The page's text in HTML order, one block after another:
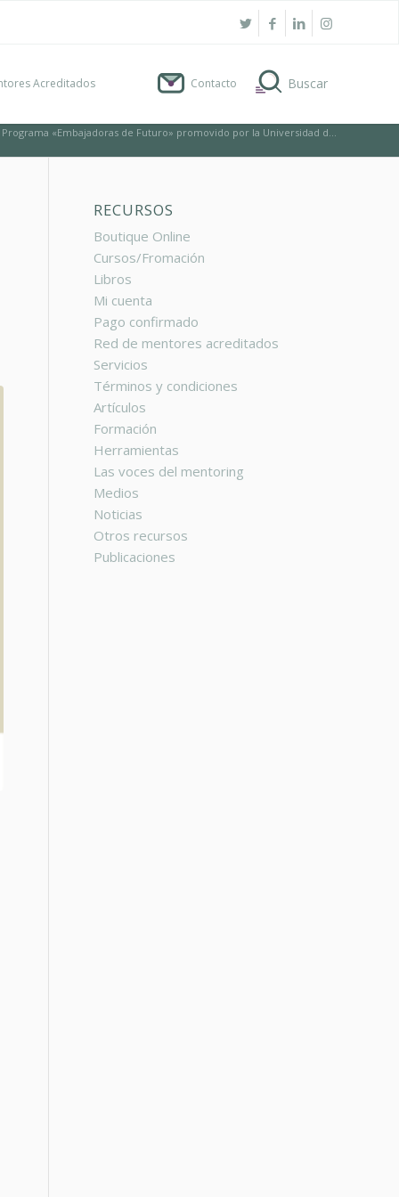
Acreditados Contacto
«Embajadoras de Futuro» promovido por la Universidad d...
RECURSOS
Boutique Online
Cursos/Fromación
Libros
Mi cuenta
Pago confirmado
Red de mentores acreditados
Servicios
Términos y condiciones
Artículos
Formación
Herramientas
Las voces del mentoring
Medios
Noticias
Otros recursos
Publicaciones